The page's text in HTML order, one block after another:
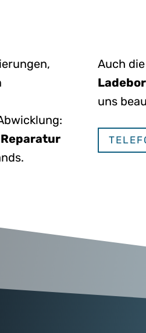
Reparatur
Auch
uns